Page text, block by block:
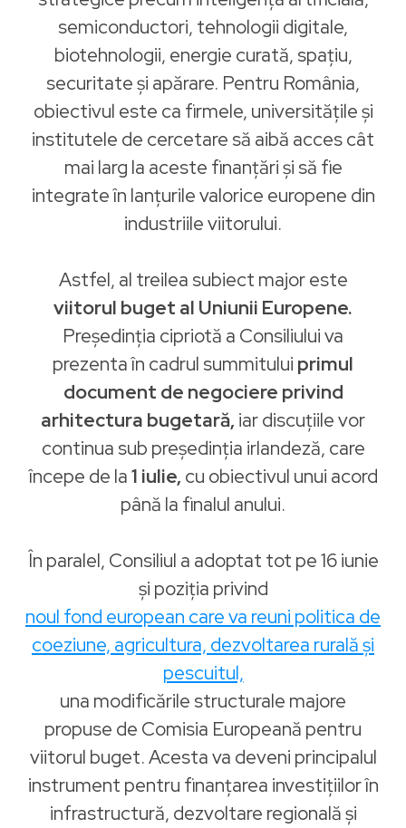
semiconductori, tehnologii digitale,
biotehnologii, energie curată, spațiu,
securitate și apărare. Pentru România,
obiectivul este ca firmele, universitățile și
institutele de cercetare să aibă acces cât
mai larg la aceste finanțări și să fie
integrate în lanțurile valorice europene din
industriile viitorului.
Astfel, al treilea subiect major este
viitorul buget al Uniunii Europene.
Președinția cipriotă a Consiliului va
prezenta în cadrul summitului primul
document de negociere privind
arhitectura bugetară, iar discuțiile vor
continua sub președinția irlandeză, care
începe de la1 iulie, cu obiectivul unui acord
până la finalul anului.
În paralel, Consiliul a adoptat tot pe 16 iunie
și poziția privind
noul fond european care va reuni politica de
coeziune, agricultura, dezvoltarea rurală și
pescuitul,
una modificările structurale majore
propuse de Comisia Europeană pentru
viitorul buget. Acesta va deveni principalul
instrument pentru finanțarea investițiilor în
infrastructură, dezvoltare regională și